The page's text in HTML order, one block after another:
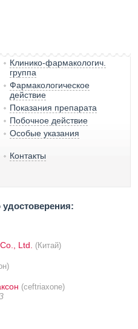
Клинико-фармакологич.
группа
Фармакологическое
действие
Показания препарата
Побочное действие
Особые указания
Контакты
Ltd. (Китай)
(ceftriaxone)